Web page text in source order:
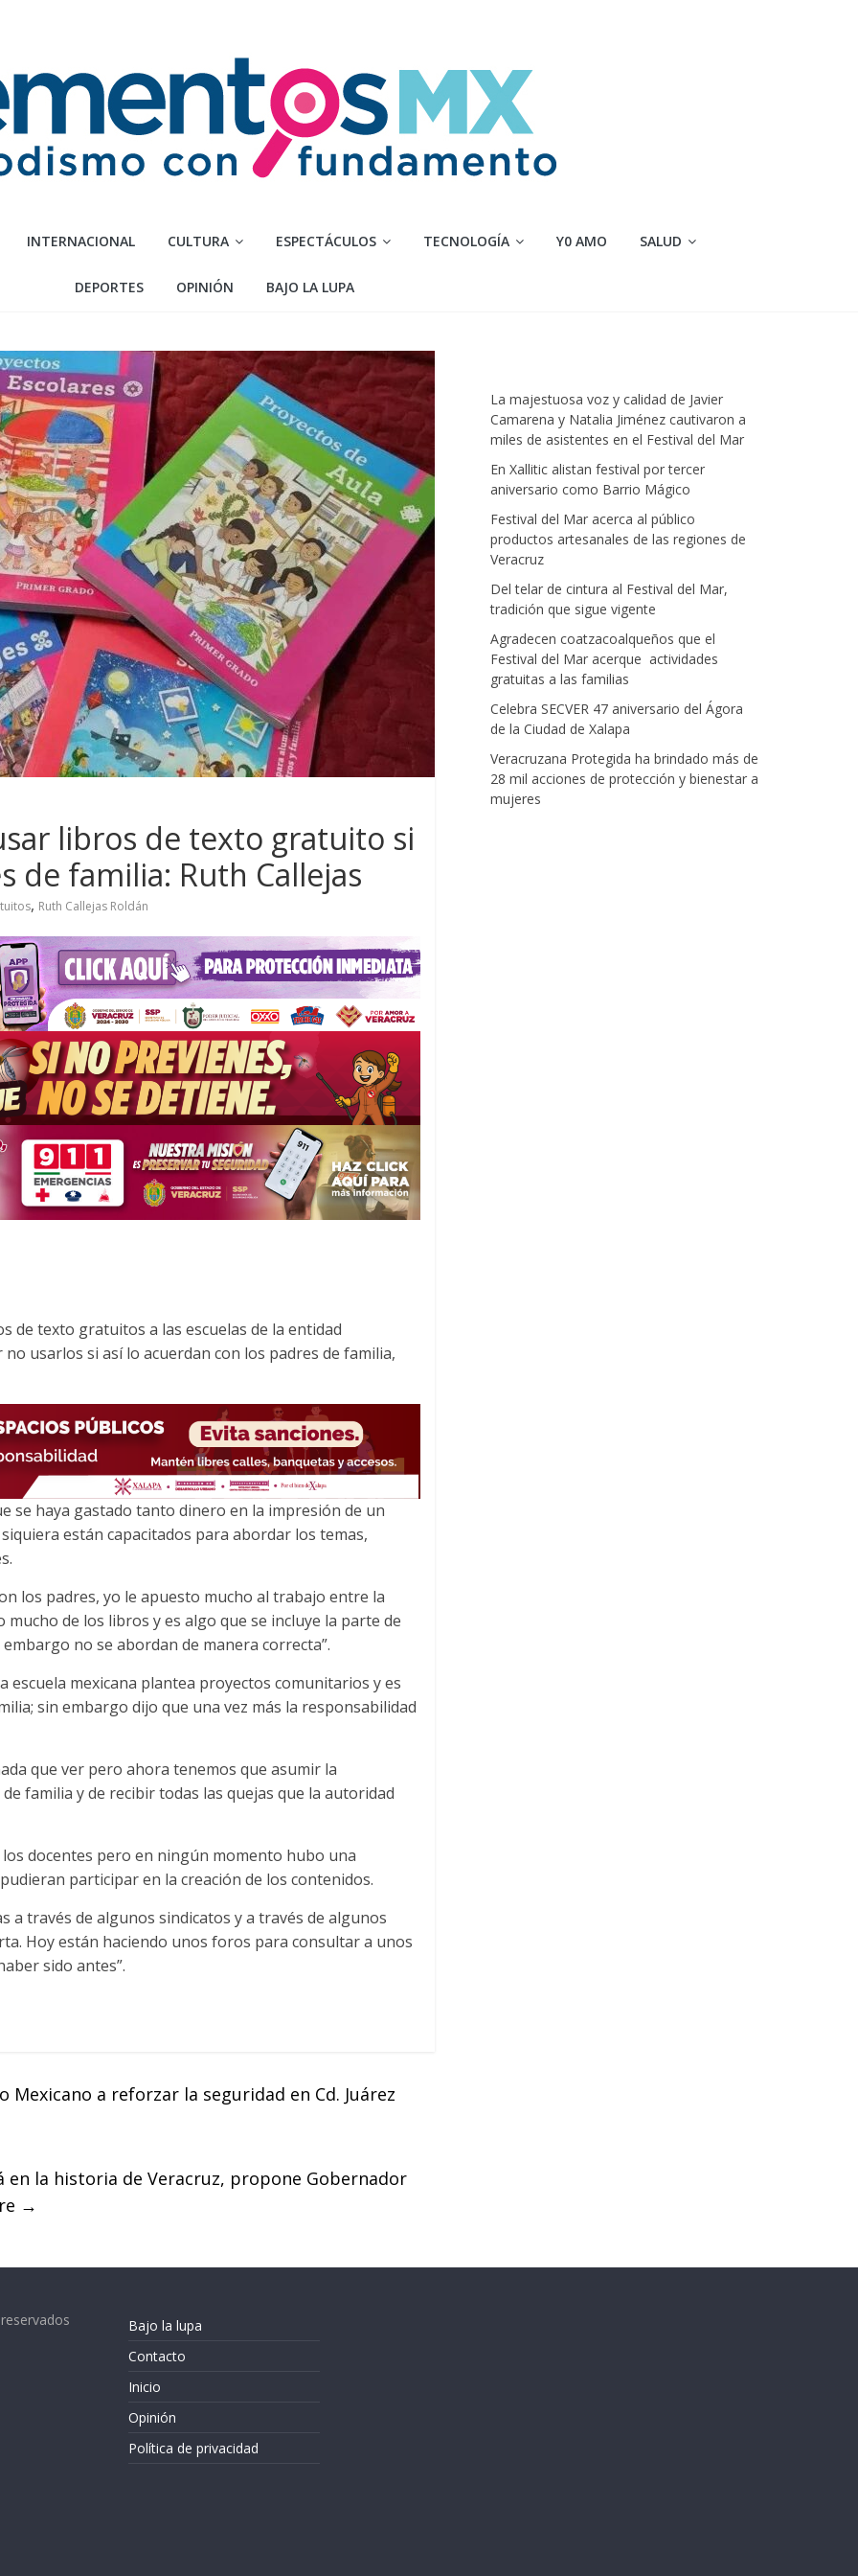
INTERNACIONAL CULTURA ESPECTÁCULOS TECNOLOGÍA Y0 AMO SALUD
DEPORTES OPINIÓN BAJO LA LUPA
libros de texto gratuito si
de familia: Ruth Callejas
, Ruth Callejas Roldán
de texto gratuitos a las escuelas de la entidad
usarlos si así lo acuerdan con los padres de familia,
se haya gastado tanto dinero en la impresión de un
están capacitados para abordar los temas,
los padres, yo le apuesto mucho al trabajo entre la
de los libros y es algo que se incluye la parte de
no se abordan de manera correcta”.
escuela mexicana plantea proyectos comunitarios y es
sin embargo dijo que una vez más la responsabilidad
que ver pero ahora tenemos que asumir la
familia y de recibir todas las quejas que la autoridad
docentes pero en ningún momento hubo una
participar en la creación de los contenidos.
a través de algunos sindicatos y a través de algunos
Hoy están haciendo unos foros para consultar a unos
sido antes”.
Mexicano a reforzar la seguridad en Cd. Juárez
en la historia de Veracruz, propone Gobernador
→
La majestuosa voz y calidad de Javier
Camarena y Natalia Jiménez cautivaron a
miles de asistentes en el Festival del Mar
En Xallitic alistan festival por tercer
aniversario como Barrio Mágico
Festival del Mar acerca al público
productos artesanales de las regiones de
Veracruz
Del telar de cintura al Festival del Mar,
tradición que sigue vigente
Agradecen coatzacoalqueños que el
Festival del Mar acerque actividades
gratuitas a las familias
Celebra SECVER 47 aniversario del Ágora
de la Ciudad de Xalapa
Veracruzana Protegida ha brindado más de
28 mil acciones de protección y bienestar a
mujeres
Bajo la lupa
Contacto
Inicio
Opinión
Política de privacidad